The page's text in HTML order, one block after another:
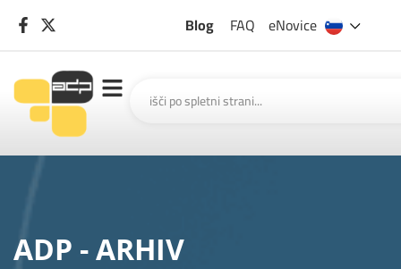
Blog FAQ eNovice
ADP - ARHIV